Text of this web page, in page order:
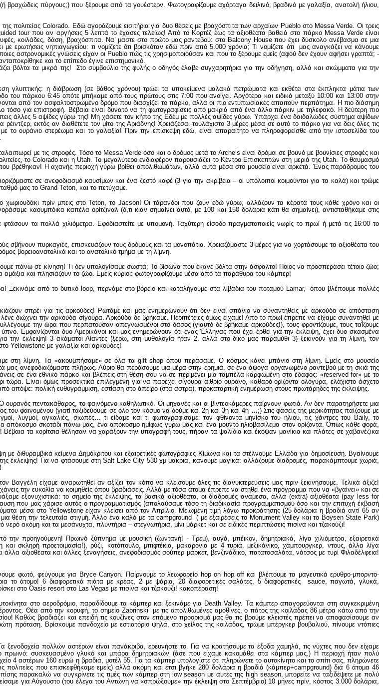
βραχώδεις πύργους;) που ξέρουμε από τα γουέστερν. Φωτογραφίζουμε αχόρταγα δειλινό, βραδινό με γαλαξία, ανατολή ήλιου,
της πολιτείας Colorado. Εδώ αγοράζουμε εισιτήρια για δυο θέσεις με βραχόσπιτα των αρχαίων Pueblo στο Messa Verde. Οι τρεις
tour που αν αργήσεις 5 λεπτά το έχασες τελείως! Από το Κορτέζ έως τα αξιοθέατα βαθειά στο πάρκο Messa Verde είναι
κοιλάδες, δάση, βραχόσπιτα. Να’ μαστε στο πρώτο μας ραντεβού: στο Balcony House που έχει δύσκολο ανέβασμα σε μια
ερωτήσεις νηπιαγωγείου: τι νομίζετε ότι βρισκόταν εδώ πριν από 5.000 χρόνια; Τι νομίζετε ότι μας αναγκάζει να κάνουμε
αστρονομικές γνώσεις είχαν οι Pueblo πώς τις χρησιμοποιούσαν και που το ξέρουμε εμείς (αφού δεν έχουν αφήσει γραπτά; -
και το επίπεδο έγινε επιστημονικό.
βόλτα τα μικρά της! Στο συμβούλιο της φυλής ο οδηγός έλαβε συγχαρητήρια για την οδήγηση, αλλά και σκώμματα για την
γλυπτικής: η διάβρωση (σε βάθος χρόνου) τρώει τα υποκείμενα μαλακά πετρώματα και εκθέτει στα έκπληκτα μάτια των
του πάρκου 6:45 οπότε μπήκαμε από τους πρώτους στις 7:00 που ανοίγει. Αργότερα και ειδικά μεταξύ 10:00 και 13:00 στην
από τον ασφαλτοστρωμένο δρόμο που διασχίζει το πάρκο, αλλά οι πιο εντυπωσιακές απαιτούν περπάτημα. Η πιο διάσημη
για επιστροφή. Βέβαια είναι δυνατό να τη φωτογραφίσεις από μακριά από ένα άλλο πάρκιν με τηλεφακό. Η δεύτερη πιο
άλλες 5 αψίδες γύρω της! Μη χάσετε τον κήπο της Εδέμ με πολλές αψίδες γύρω. Υπάρχει ένα δαιδαλώδες σύστημα αψίδων
εκτός αν διαθέτετε τον μίτο της Αριάδνης! Χρειάζεσαι τουλάχιστο 3 μέρες μέσα σε αυτό το πάρκο για να δεις όλες τις
το ουράνιο στερέωμα και το γαλαξία! Πριν την επίσκεψη εδώ, είναι απαραίτητο να πληροφορείσθε από την ιστοσελίδα του
με τις στροφές. Τόσο το Messa Verde όσο και ο δρόμος μετά το Arche’s είναι δρόμοι σε βουνό με βουνίσιες στροφές και
το Colorado και η Utah. Το μεγαλύτερο ενδιαφέρον παρουσιάζει το Κέντρο Επισκεπτών στη μεριά της Utah. Το θαυμασμό
βρέθηκαν! Η αχανής περιοχή γύρω βρίθει απολιθωμάτων, αλλά αυτά μέσα στο μουσείο είναι αρκετά. Ένας παράδρομος του
σε ανεφοδιασμό καυσίμων και ένα ζεστό καφέ (3 για την ακρίβεια – οι υπόλοιποι κοιμούνται για τα καλά) και τρώμε
μας το Grand Teton, και το πετύχαμε.
χωριουδάκι πρίν μπεις στο Teton, το Jacson! Οι τάρανδοι που ζουν εδώ γύρω, αλλάζουν τα κέρατά τους κάθε χρόνο και οι
καουμπόικα καπέλα ορίτζιναλ (ό,τι κιαν σημαίνει αυτό, με 100 και 150 δολάρια κάτι θα σημαίνει), αντισταθήκαμε στις
τα πολλά χιλιόμετρα. Εφοδιαστείτε με υπομονή. Ταχύτερη είσοδο πραγματοποιείς νωρίς το πρωί ή μετά τις 16:00 το
σβήνουν πυρκαγιές, επισκευάζουν τους δρόμους και τα μονοπάτια. Χρειαζόμαστε 3 μέρες για να χορτάσουμε τα αξιοθέατα του
βορειοανατολικά και το ανατολικό τμήμα με τη λίμνη.
πάνω σε κίνηση! Τι δεν υπολογίσαμε σωστά; Το βίσωνα που έκανε βόλτα στην άσφαλτο! Ποιος να προσπεράσει τέτοιο ζώο;
και πλησιάζουν το ζώο. Εμείς κύριοι: φωτογραφίζουμε μέσα από τα παράθυρα του κάμπερ!
από το δυτικό loop, περνάμε στο βόρειο και καταλήγουμε στα λιβάδια του ποταμού Lamar, όπου βλέπουμε πολλές
σπρέι για τις αρκούδες! Ρωτάμε και μας ενημερώνουν ότι δεν είναι σπάνιο να συναντηθείς με αρκούδα σε απόσταση
διώχνει την αρκούδα σίγουρα. Αρκούδα δε βρήκαμε. Περιπέτειες όμως είχαμε! Από το πρωί έπρεπε να είχαμε συναντηθεί με
την ώρα που περπατούσαν απεγνωσμένοι στο δάσος (γιαυτό δε βρήκαμε αρκούδες!), τους φροντίζουμε, τους ταΐζουμε
Εμφανίζονται δυο Αμερικάνοι και μας ενημερώνουν ότι ένας Έλληνας που έχει έρθει για την έκλειψη, έχει δυο σκασμένα
έκλειψη! 3 ακάματοι Αίαντες (ξέρω, στη μυθολογία ήταν 2, αλλά στο δικό μας παραμύθι 3) ξεκινούν για τη λίμνη, τον
Yellowstone με γαλαξία και αρκούδες!
στη λίμνη. Τα «ακουμπήσαμε» σε όλα τα gift shop όπου περάσαμε. Ο κόσμος κάνει μπάνιο στη λίμνη. Εμείς στο μουσείο
μας ανεφοδιαζόμαστε πλήρως. Αύριο θα περάσουμε μια μέρα στην ερημιά, σε ένα άψογα οργανωμένο ραντεβού με τη σκιά της
σε ένα εθνικό πάρκο και βλέπεις στη θέση σου να σε περιμένει μια ταμπέλα καρφωμένη στο έδαφος: «reserved for» με το
Είναι όμως προσεκτικά επιλεγμένη για να παρέχει σίγουρα αίθριο ουρανό, καθαρό ορίζοντα ολόγυρα, ελάχιστο άσχετο
απόψε: πολική ευθυγράμμιση, εστίαση στο άπειρο (στα άστρα), προκαταρτική ενημέρωση στους πρωτάρηδες της έκλειψης.
ουρανός πεντακάθαρος, το φαινόμενο καθηλωτικό. Οι μηχανές και οι βιντεοκάμερες παίρνουν φωτιά. Αν δεν παρατηρήσετε μια
φαινομένου (γιατί ταξιδεύουμε σε όλο τον κόσμο να δούμε και 2η και 3η και 4η …;) Στις φάσεις της μερικότητας παίζουμε με
λυγμοί, αγκαλιές, σιωπές… τι είδαμε και τι φωτογραφίσαμε: τον φθίνοντα μηνίσκο του ήλιου, τις χάντρες του Baily, το
απόκοσμο σκοτάδι πάνω μας, ένα απόκοσμο ημίφως γύρω μας και ένα μουντό ηλιοβασίλεμα στον ορίζοντα. Όπως κάθε φορά,
Βέβαια τα κορίτσια θέλησαν να χαράξουν την υπογραφή τους, πήραν τα ψαλίδια και έκοψαν μανίκια και πλάτες σε χαβανέζικα
διθυραμβικά κείμενα Δημόκριτου και εξαιρετικές φωτογραφίες Κίμωνα και τα στέλνουμε Ελλάδα για δημοσίευση. Βγαίνουμε
έκλειψης! Για να φτάσουμε στη Salt Lake City 530 χμ μακριά, κάνουμε μαγικά: αλλάζουμε διαδρομές, παρακάμπτουμε χωριά,
είχαμε αναρωτηθεί αν αξίζει τον κόπο να κλείσουμε όλες τις διανυκτερεύσεις μας πριν ξεκινήσουμε. Τελικά άξιζε!
την ευκολία να κοιμηθείς όπου βραδιάσεις. Αλλά με τόσα άτομα έπρεπε να στηθεί ένα πρόγραμμα που να «βγαίνει» και σε
εξονυχιστικά: το σημείο της έκλειψης, τα βασικά αξιοθέατα, οι διαδρομές ανάμεσα, άλλα (extra) αξιοθέατα (pay less for
που μας χάρισε αυτός ο προγραμματισμός (απολαύσαμε τόσο τη διαδικασία προγραμματισμού όσο και την επιτυχή έκβασή
μέσα στο Yellowstone είχαν κλείσει από τον Απρίλιο. Μειωμένη τιμή λόγω προκράτησης (25 δολάρια η βραδιά αντί 65 αν
θέση την τελευταία στιγμή. Άλλο ένα καλό με τα campground ( με εξαιρέσεις το Monument Valley και το Boysen State Park)
νερό ακόμη και τα μεσάνυχτα, πλυντήρια – στεγνωτήρια, μίνι μάρκετ και σε ειδικές περιπτώσεις πισίνα και τζακούζι!
προηγούμενη! Πρωινό ξύπνημα με μουσική (ζωντανή! - Τρεμ), αυγά, μπέικον, δημητριακά, λίγα χιλιόμετρα, εξαιρετικά
σκληρή προετοιμασία!), ρύζι, κοτόπουλο, μπιφτέκια, μακαρόνια με 4 τυριά, μεξικάνικο, χάμπουργκερ, ντους, άλλα λίγα
άλλα αξιοθέατα και άλλες ξεναγήσεις, ανεφοδιασμός σούπερ μάρκετ, βενζινάδικο, πατατοσαλάτα, νάτσος με τυρί Φιλαδέλφεια!
φωτό, φεύγουμε για Bryce Canyon. Παίρνουμε το λεωφορείο hop on hop off και βλέπουμε τα μαγευτικά ερυθρο-μπορντο-
το άτομο! 6 διαφορετικά πιάτα με κρέας, 2 με ψάρια, 20 διαφορετικές σαλάτες, 5 διαφορετικές sauce, παγωτά, γλυκά,
στο Oasis resort στο Las Vegas με πισίνα και τζακούζι! κακοπέραση!
στο αεροδρόμιο, παραδίδουμε τα κάμπερ και ξεκινάμε για Death Valley. Τα κάμπερ απαγορεύονται στη συγκεκριμένη
Θέα από την κορυφή, το σημείο Zabrinski με τις απολιθωμένες αμοθίνες, ο πάτος της κοιλάδας 86 μέτρα κάτω από την
Καθώς βραδιάζει και επειδή τις κουζίνες στον επόμενο προορισμό μας θα τις βρούμε κλειστές πρέπει να αποφασίσουμε αν
Βρίσκουμε πανδοχείο με εστιατόριο ψηλά, στο χείλος της κοιλάδας, τρώμε μπέργκερ βουβαλιού, πίνουμε ντόπιες
ξενοδοχεία πολλών αστέρων είναι πανάκριβα, ερευνήστε το. Για να κρατήσουμε τα έξοδα χαμηλά, τις νύχτες που δεν είχαμε
συσκευασμένο γλυκό και μπάρα δημητριακών (άσε που είχαμε κακομάθει στα κάμπερ μας.) Η περιοχή ήταν πολύ
4 αστέρων 160 ευρώ η βραδιά, μοτέλ 55. Για τα κάμπερ υπολογίστε ότι πληρώνετε το αυτοκίνητο και το σπίτι σας, πληρώνετε
πολιτείες που επισκεφθήκαμε εμείς) αλλά ακόμη και έτσι βγήκε 280 δολάρια η βραδιά (κάμπερ+campground) διά 6 άτομα 46
παρακαλώ να συγκρίνετε τις τιμές των κάμπερ στη low season με αυτές της high season, μπορείτε να ταξιδέψετε με πολύ
για Αύγουστο (του έλεγα του Αντώνη να «σπρώξουμε» την έκλειψη στο Σεπτέμβριο) 10 μήνες πρίν, κόστος 3.000 δολάρια,